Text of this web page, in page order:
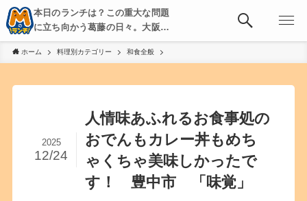
本日のランチは？この重大な問題
に立ち向かう葛藤の日々。大阪・
京都・神戸を中心とした食べ歩
き、飲み歩きを綴る。
ホーム 料理別カテゴリー 和食全般
人情味あふれるお食事処の
おでんもカレー丼もめち
ゃくちゃ美味しかったで
す！ 豊中市 「味覚」
2025
12/24